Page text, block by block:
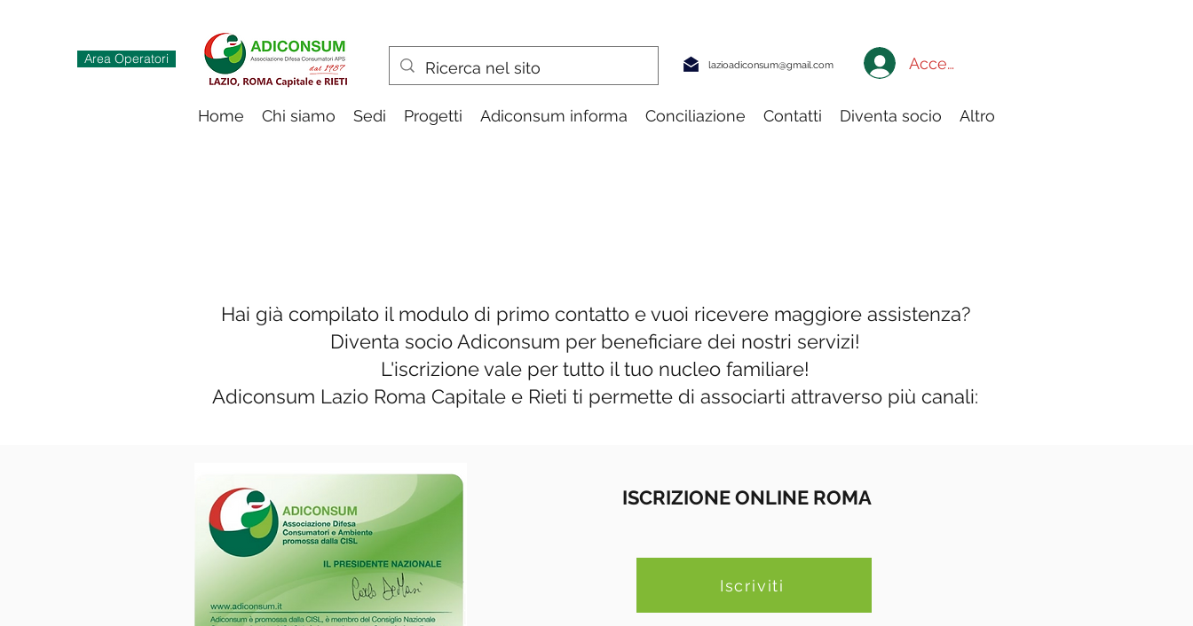
Area Operatori lazioadiconsum@gmail.com Accedi a My Adiconsum
Home Chi siamo Sedi Progetti Adiconsum informa Conciliazione Contatti Diventa socio Altro
Hai già compilato il modulo di primo contatto e vuoi ricevere maggiore assistenza?
Diventa socio Adiconsum per beneficiare dei nostri servizi!
L'iscrizione vale per tutto il tuo nucleo familiare!
Adiconsum Lazio Roma Capitale e Rieti ti permette di associarti attraverso più canali:
ISCRIZIONE ONLINE ROMA
Iscriviti